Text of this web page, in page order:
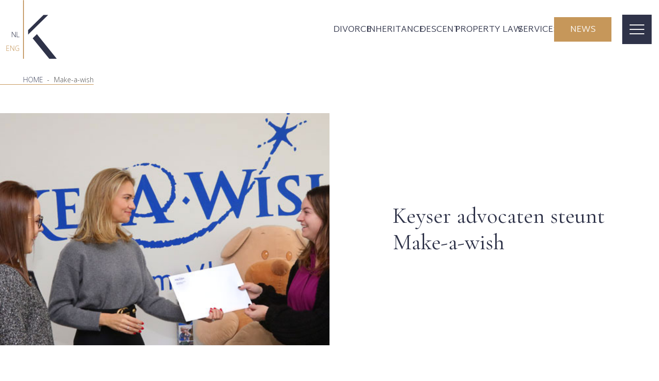
NL
ENG
DIVORCEINHERITANCEDESCENTPROPERTY LAWSERVICES NEWS
HOME - Make-a-wish
Keyser advocaten steunt
Make-a-wish